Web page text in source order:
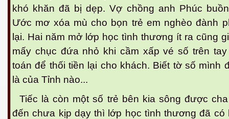
khó khăn đã bị dẹp. Vợ chồng anh Phúc
Ước mơ xóa mù cho bọn trẻ em nghèo đành
lại. Hai năm mở lớp học tình thương ít ra cũng
mấy chục đứa nhỏ khi cầm xấp vé số trên
toán để thối tiền lại cho khách. Biết tờ số mình
là của Tỉnh nào...
Tiếc là còn một số trẻ bên kia sông được
đến chưa kịp dạy thì lớp học tình thương đã có
1
3